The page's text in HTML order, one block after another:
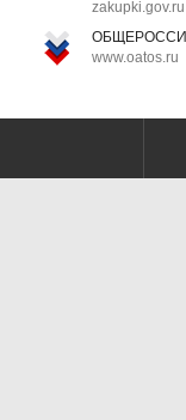
zakupki.gov.ru
www.oatos.ru